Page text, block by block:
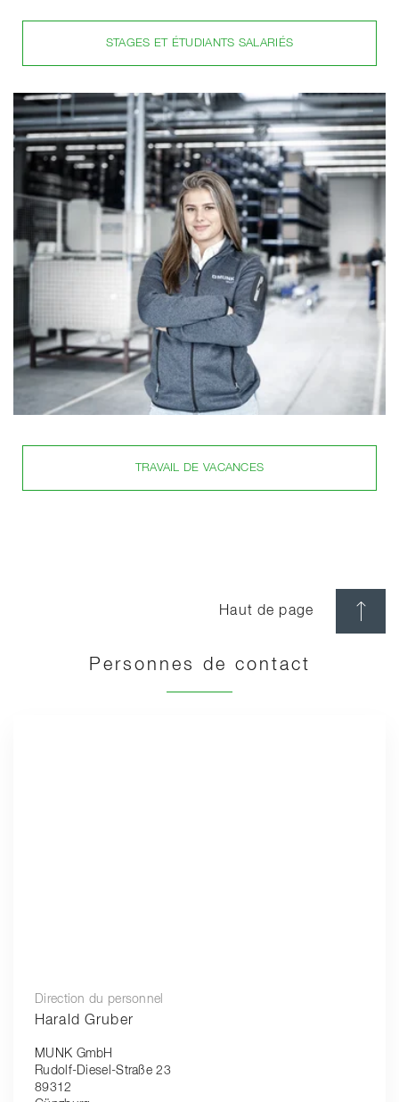
STAGES ET ÉTUDIANTS SALARIÉS
TRAVAIL DE VACANCES
Haut de page
Personnes de contact
Direction du personnel
Harald Gruber
MUNK GmbH
Rudolf-Diesel-Straße 23
89312